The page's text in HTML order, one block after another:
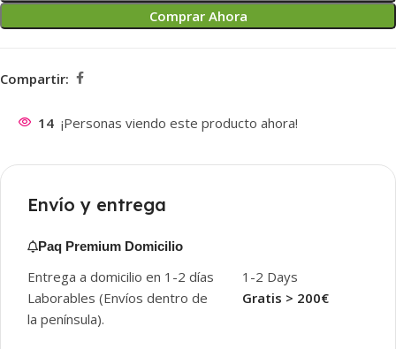
Comprar Ahora
Compartir:
14 ¡Personas viendo este producto ahora!
Envío y entrega
Paq Premium Domicilio
Entrega a domicilio en 1-2 días
Laborables (Envíos dentro de
la península).
1-2 Days
Gratis > 200€